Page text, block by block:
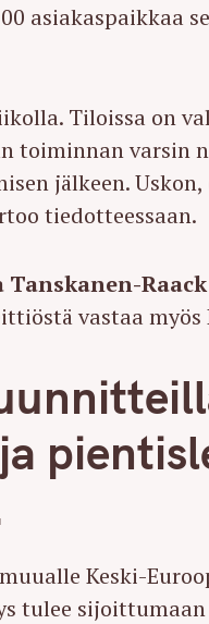
asiakaspaikkaa
Tiloissa on
toiminnan varsin
jälkeen.
tiedotteessaan.
Tanskanen-Raack
vastaa myös
Keski-
tulee sijoittumaan